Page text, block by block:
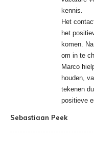
kennis.
Het
het
komen.
om in te
Marco
houden,
tekenen
positieve
Sebastiaan Peek